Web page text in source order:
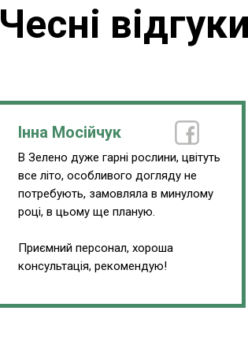
Інна Мосійчук
В Зелено дуже гарні рослини, цвітуть
все літо, особливого догляду не
потребують, замовляла в минулому
році, в цьому ще планую.
Приємний персонал, хороша
консультація, рекомендую!
Чесні